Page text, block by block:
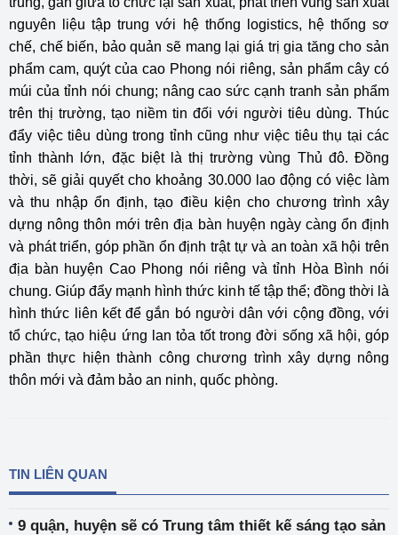
nguyên liệu tập trung với hệ thống logistics, hệ thống sơ
chế, chế biến, bảo quản sẽ mang lại giá trị gia tăng cho sản
phẩm cam, quýt của cao Phong nói riêng, sản phẩm cây có
múi của tỉnh nói chung; nâng cao sức cạnh tranh sản phẩm
trên thị trường, tạo niềm tin đối với người tiêu dùng. Thúc
đẩy việc tiêu dùng trong tỉnh cũng như việc tiêu thụ tại các
tỉnh thành lớn, đặc biệt là thị trường vùng Thủ đô. Đồng
thời, sẽ giải quyết cho khoảng 30.000 lao động có việc làm
và thu nhập ổn định, tạo điều kiện cho chương trình xây
dựng nông thôn mới trên địa bàn huyện ngày càng ổn định
và phát triển, góp phần ổn định trật tự và an toàn xã hội trên
địa bàn huyện Cao Phong nói riêng và tỉnh Hòa Bình nói
chung. Giúp đẩy mạnh hình thức kinh tế tập thể; đồng thời là
hình thức liên kết để gắn bó người dân với cộng đồng, với
tổ chức, tạo hiệu ứng lan tỏa tốt trong đời sống xã hội, góp
phần thực hiện thành công chương trình xây dựng nông
thôn mới và đảm bảo an ninh, quốc phòng.
TIN LIÊN QUAN
9 quận, huyện sẽ có Trung tâm thiết kế sáng tạo sản